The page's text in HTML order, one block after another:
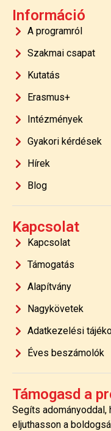
Információ
A programról
Szakmai csapat
Kutatás
Erasmus+
Intézmények
Gyakori kérdések
Hírek
Blog
Kapcsolat
Kapcsolat
Támogatás
Alapítvány
Nagykövetek
Adatkezelési
Éves beszámolók
Támogasd a
Segíts
eljuthasson a